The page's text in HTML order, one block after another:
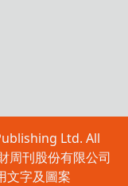
Ltd. All
周刊股份有限公司
文字及圖案